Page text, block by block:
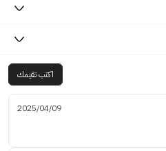
اكتب تقيمك
2025/04/09